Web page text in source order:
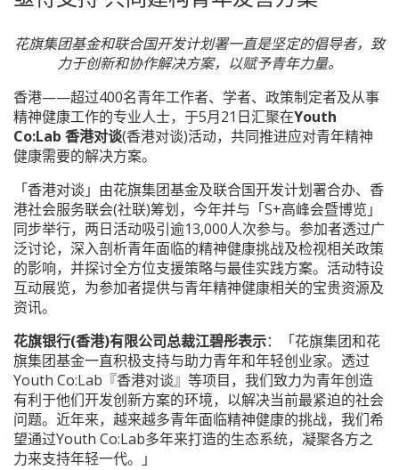
花旗集团基金和联合国开发计划署一直是坚定的倡导者，致
力于创新和协作解决方案，以赋予青年力量。
香港——超过400名青年工作者、学者、政策制定者及从事
精神健康工作的专业人士，于5月21日汇聚在Youth
Co:Lab 香港对谈(香港对谈)活动，共同推进应对青年精神
健康需要的解决方案。
「香港对谈」由花旗集团基金及联合国开发计划署合办、香
港社会服务联会(社联)筹划，今年并与「S+高峰会暨博览」
同步举行，两日活动吸引逾13,000人次参与。参加者透过广
泛讨论，深入剖析青年面临的精神健康挑战及检视相关政策
的影响，并探讨全方位支援策略与最佳实践方案。活动特设
互动展览，为参加者提供与青年精神健康相关的宝贵资源及
资讯。
花旗银行(香港)有限公司总裁江碧彤表示：「花旗集团和花
旗集团基金一直积极支持与助力青年和年轻创业家。透过
Youth Co:Lab『香港对谈』等项目，我们致力为青年创造
有利于他们开发创新方案的环境，以解决当前最紧迫的社会
问题。近年来，越来越多青年面临精神健康的挑战，我们希
望通过Youth Co:Lab多年来打造的生态系统，凝聚各方之
力来支持年轻一代。」